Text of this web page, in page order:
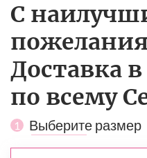
С
Доставка
по всему
1 Выберите размер